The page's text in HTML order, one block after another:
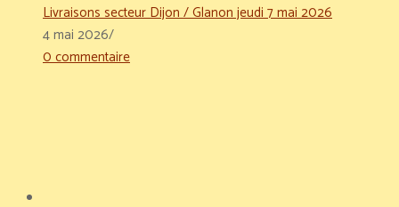
Livraisons secteur Dijon / Glanon jeudi 7 mai 2026
4 mai 2026/
0 commentaire